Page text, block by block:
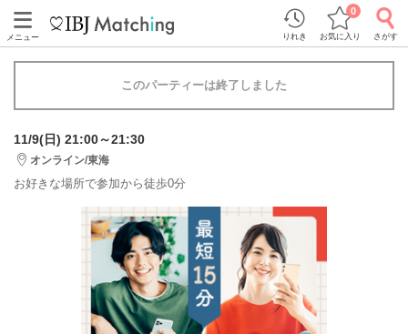
メニュー りれき お気に入り
0
さがす
このパーティーは終了しました
11/9(日) 21:00～21:30
オンライン/東海
お好きな場所で参加から徒歩0分